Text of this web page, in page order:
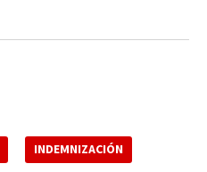
INDEMNIZACIÓN